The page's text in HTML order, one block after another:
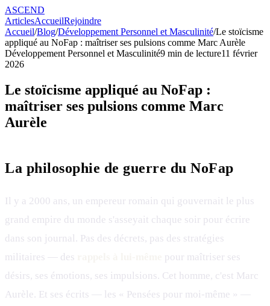
ASCEND
ArticlesAccueilRejoindre
Accueil/Blog/Développement Personnel et Masculinité/Le stoïcisme
appliqué au NoFap : maîtriser ses pulsions comme Marc Aurèle
Développement Personnel et Masculinité9 min de lecture11 février
2026
Le stoïcisme appliqué au NoFap :
maîtriser ses pulsions comme Marc
Aurèle
La philosophie de guerre du NoFap
Il y a 2000 ans, un empereur romain qui gouvernait le plus
grand empire du monde s'asseyait chaque soir pour écrire
dans son journal. Pas des décrets, pas des stratégies
militaires — des
pour maîtriser ses
désirs, ses émotions, ses impulsions. Cet homme, c'est Marc
Aurèle. Et ses écrits — les « Pensées pour moi-même » —